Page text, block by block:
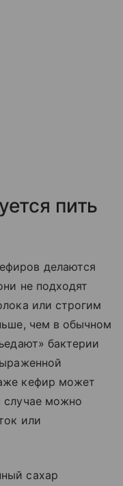
пить
делаются
не подходят
или строгим
чем в обычном
бактерии
кефир может
случае можно
или
сахар